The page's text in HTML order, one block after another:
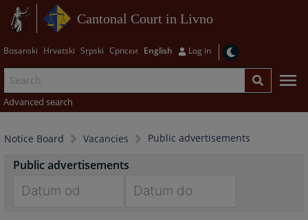
Cantonal Court in Livno
Bosanski Hrvatski Srpski Српски English Log in
Advanced search
Notice Board Vacancies Public advertisements
Public advertisements